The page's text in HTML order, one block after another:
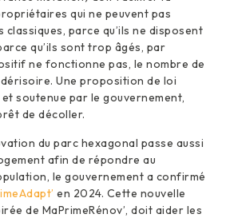
qui ne peuvent pas
classiques, parce qu’ils ne disposent
qu’ils sont trop âgés, par
ne fonctionne pas, le nombre de
Une proposition de loi
soutenue par le gouvernement,
de décoller.
du parc hexagonal passe aussi
afin de répondre au
le gouvernement a confirmé
en 2024. Cette nouvelle
de MaPrimeRénov’, doit aider les